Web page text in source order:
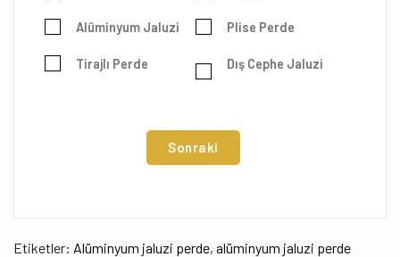
Alüminyum Jaluzi Plise Perde
Tirajlı Perde Dış Cephe Jaluzi
Sonraki
Etiketler: Alüminyum jaluzi perde, alüminyum jaluzi perde